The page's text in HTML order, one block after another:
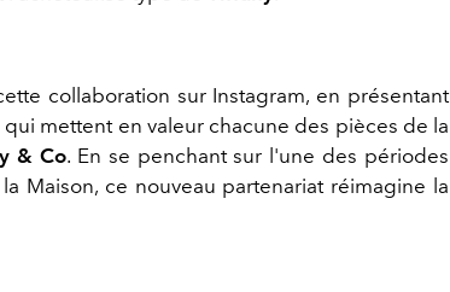
collaboration sur Instagram, en présentant
mettent en valeur chacune des pièces de la
& Co. En se penchant sur l'une des périodes
Maison, ce nouveau partenariat réimagine la